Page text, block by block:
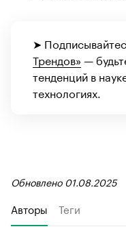
➤
Трендов» —
тенденций в
технологиях.
Обновлено 01.08.2025
Авторы Теги